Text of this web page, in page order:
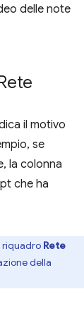
delle note
il motivo
se
la colonna
che ha
riquadro Rete
della